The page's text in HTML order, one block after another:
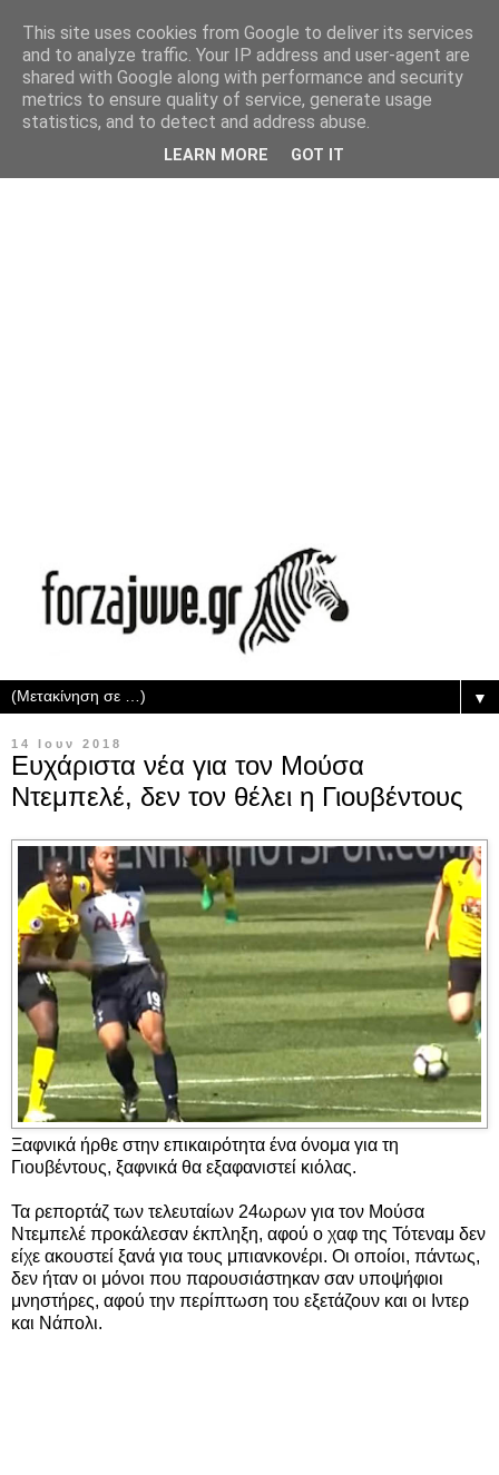
▼
14 Ιουν 2018
Ευχάριστα νέα για τον Μούσα
Ντεμπελέ, δεν τον θέλει η Γιουβέντους
Ξαφνικά ήρθε στην επικαιρότητα ένα όνομα για τη
Γιουβέντους, ξαφνικά θα εξαφανιστεί κιόλας.
Τα ρεπορτάζ των τελευταίων 24ωρων για τον Μούσα
Ντεμπελέ προκάλεσαν έκπληξη, αφού ο χαφ της Τότεναμ δεν
είχε ακουστεί ξανά για τους μπιανκονέρι. Οι οποίοι, πάντως,
δεν ήταν οι μόνοι που παρουσιάστηκαν σαν υποψήφιοι
μνηστήρες, αφού την περίπτωση του εξετάζουν και οι Ιντερ
και Νάπολι.
This site uses cookies from Google to deliver its services
and to analyze traffic. Your IP address and user-agent are
shared with Google along with performance and security
metrics to ensure quality of service, generate usage
statistics, and to detect and address abuse.
LEARN MORE GOT IT